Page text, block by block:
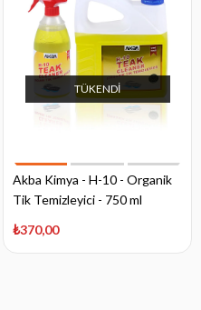
TÜKENDI
Akba Kimya - H-10 - Organik
Tik Temizleyici - 750 ml
₺370,00